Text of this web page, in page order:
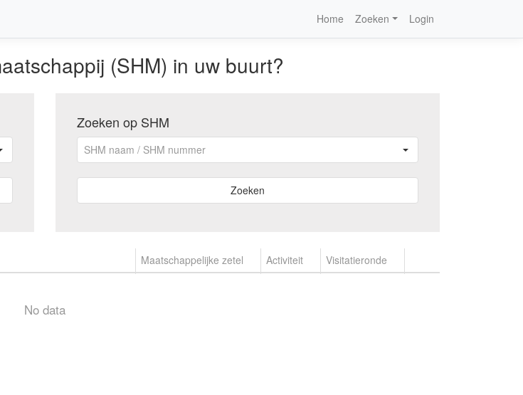
Home Zoeken Login
(SHM) in uw buurt?
Zoeken op SHM
Zoeken
Maatschappelijke zetel Activiteit Visitatieronde
No data